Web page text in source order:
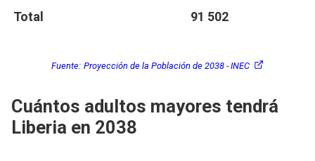
Total 91 502
Fuente: Proyección de la Población de 2038 - INEC
Cuántos adultos mayores tendrá
Liberia en 2038